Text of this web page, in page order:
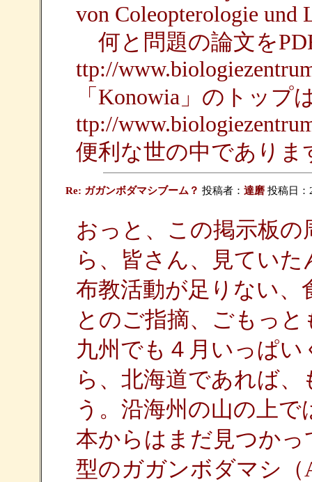
von Coleopterologie und
何と問題の論文を
ttp://
「Konowia」のトップ
ttp://
便利な世の中でありま
Re: ガガンボダマシブーム？ 投稿者： 達磨 投稿日：
おっと、この掲示板
ら、皆さん、見ていた
布教活動が足りない
とのご指摘、ごもっと
九州でも４月いっぱ
ら、北海道であれば
う。沿海州の山の上
本からはまだ見つかっ
型のガガンボダマシ